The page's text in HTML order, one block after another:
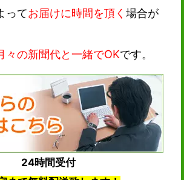
ってお届けに時間を頂く 場合が
々の新聞代と一緒でOKです。
24時間受付